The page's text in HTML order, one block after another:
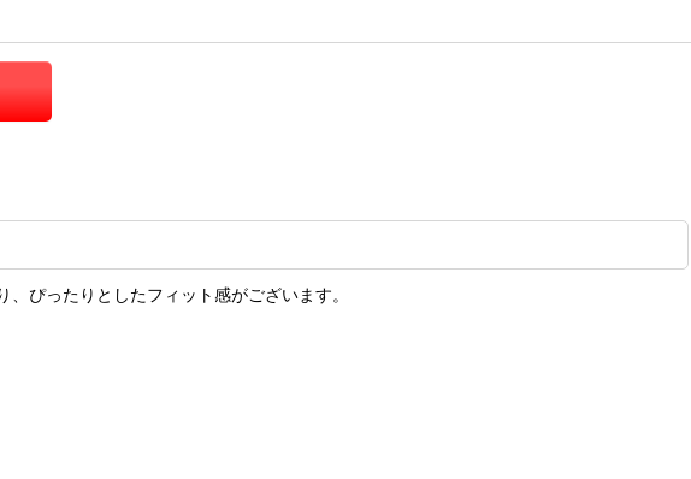
ぴったりとしたフィット感がございます。